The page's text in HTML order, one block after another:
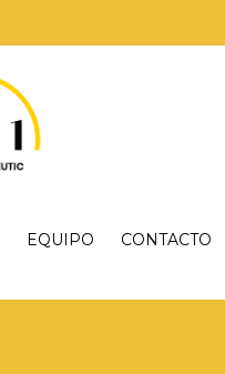
EQUIPO CONTACTO